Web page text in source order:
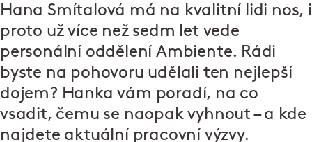
Hana Smítalová má na kvalitní lidi nos, i
proto už více než sedm let vede
personální oddělení Ambiente. Rádi
byste na pohovoru udělali ten nejlepší
dojem? Hanka vám poradí, na co
vsadit, čemu se naopak vyhnout – a kde
najdete aktuální pracovní výzvy.